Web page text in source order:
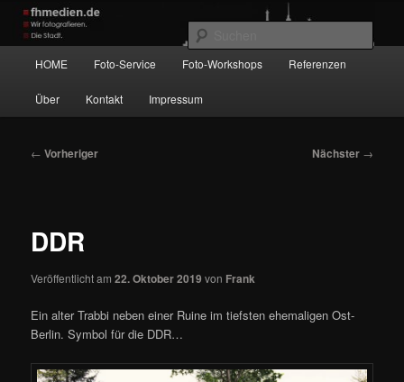
Zum
primären
Inhalt
springen
Wir fotografieren die Hauptstadt!
HOME Foto-Service Foto-Workshops Referenzen
Über Kontakt Impressum
Beitragsnavigation
← Vorheriger Nächster →
DDR
Veröffentlicht am22. Oktober 2019 von Frank
Ein alter Trabbi neben einer Ruine im tiefsten ehemaligen Ost-
Berlin. Symbol für die DDR…